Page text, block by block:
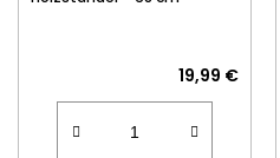
19,99 €